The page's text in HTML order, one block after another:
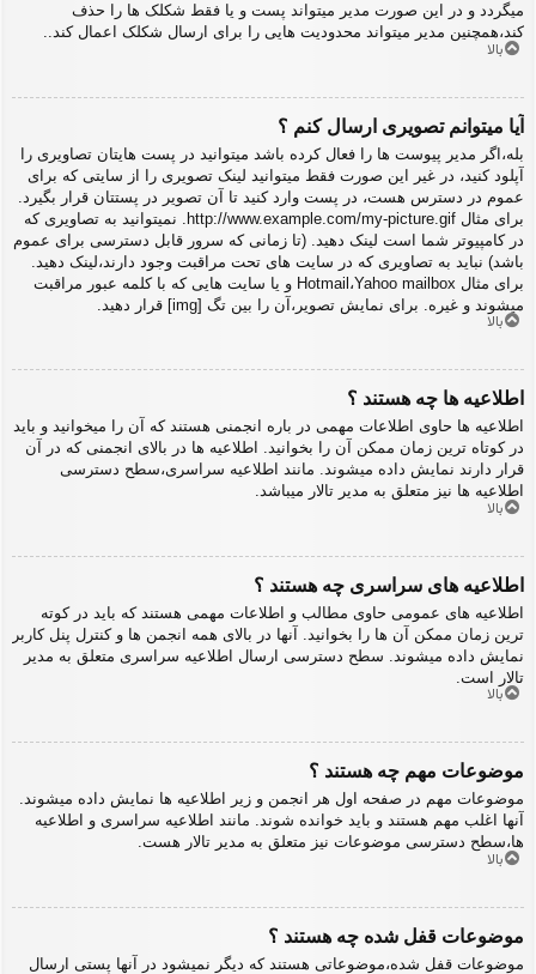
میگردد و در این صورت مدیر میتواند پست و یا فقط شکلک ها را حذف
کند،همچنین مدیر میتواند محدودیت هایی را برای ارسال شکلک اعمال کند..
بالا
آیا میتوانم تصویری ارسال کنم ؟
بله،اگر مدیر پیوست ها را فعال کرده باشد میتوانید در پست هایتان تصاویری را
آپلود کنید، در غیر این صورت فقط میتوانید لینک تصویری را از سایتی که برای
عموم در دسترس هست، در پست وارد کنید تا آن تصویر در پستتان قرار بگیرد.
برای مثال http://www.example.com/my-picture.gif. نمیتوانید به تصاویری که
در کامپیوتر شما است لینک دهید. (تا زمانی که سرور قابل دسترسی برای عموم
باشد) نباید به تصاویری که در سایت های تحت مراقبت وجود دارند،لینک دهید.
برای مثال Hotmail،Yahoo mailbox و یا سایت هایی که با کلمه عبور مراقبت
میشوند و غیره. برای نمایش تصویر،آن را بین تگ [img] قرار دهید.
بالا
اطلاعیه ها چه هستند ؟
اطلاعیه ها حاوی اطلاعات مهمی در باره انجمنی هستند که آن را میخوانید و باید
در کوتاه ترین زمان ممکن آن را بخوانید. اطلاعیه ها در بالای انجمنی که در آن
قرار دارند نمایش داده میشوند. مانند اطلاعیه سراسری،سطح دسترسی
اطلاعیه ها نیز متعلق به مدیر تالار میباشد.
بالا
اطلاعیه های سراسری چه هستند ؟
اطلاعیه های عمومی حاوی مطالب و اطلاعات مهمی هستند که باید در کوته
ترین زمان ممکن آن ها را بخوانید. آنها در بالای همه انجمن ها و کنترل پنل کاربر
نمایش داده میشوند. سطح دسترسی ارسال اطلاعیه سراسری متعلق به مدیر
تالار است.
بالا
موضوعات مهم چه هستند ؟
موضوعات مهم در صفحه اول هر انجمن و زیر اطلاعیه ها نمایش داده میشوند.
آنها اغلب مهم هستند و باید خوانده شوند. مانند اطلاعیه سراسری و اطلاعیه
ها،سطح دسترسی موضوعات نیز متعلق به مدیر تالار هست.
بالا
موضوعات قفل شده چه هستند ؟
موضوعات قفل شده،موضوعاتی هستند که دیگر نمیشود در آنها پستی ارسال